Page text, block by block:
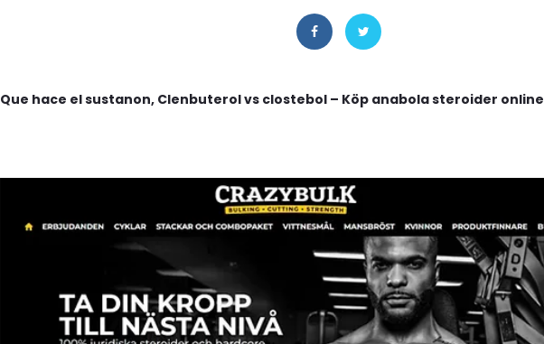
Que hace el sustanon, Clenbuterol vs clostebol – Köp anabola steroider online